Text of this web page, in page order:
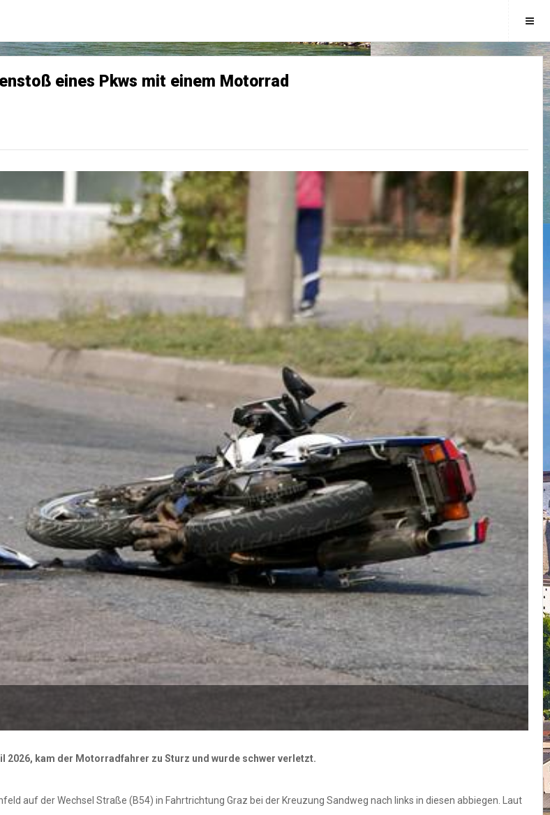
eines Pkws mit einem Motorrad
kam der Motorradfahrer zu Sturz und wurde schwer verletzt.
auf der Wechsel Straße (B54) in Fahrtrichtung Graz bei der Kreuzung Sandweg nach links in diesen abbiegen. Laut